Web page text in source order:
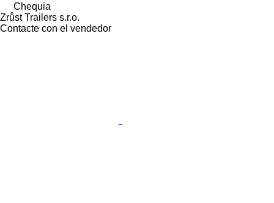
Chequia
Zrůst Trailers s.r.o.
Contacte con el vendedor